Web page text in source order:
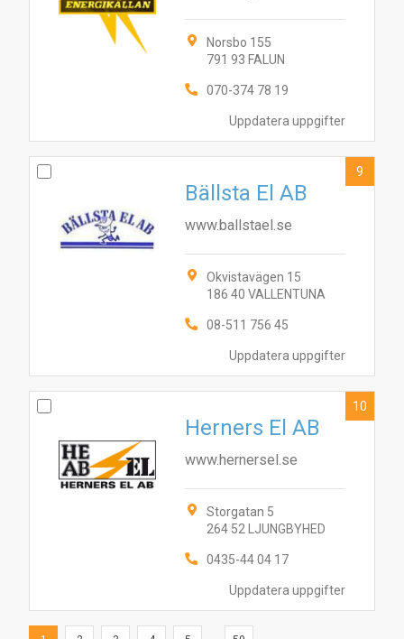
Uppdatera uppgifter
Norsbo 155
791 93 FALUN
070-374 78 19
Uppdatera uppgifter
Bällsta El AB
www.ballstael.se
Okvistavägen 15
186 40 VALLENTUNA
08-511 756 45
9
Uppdatera uppgifter
Herners El AB
www.hernersel.se
Storgatan 5
264 52 LJUNGBYHED
0435-44 04 17
10